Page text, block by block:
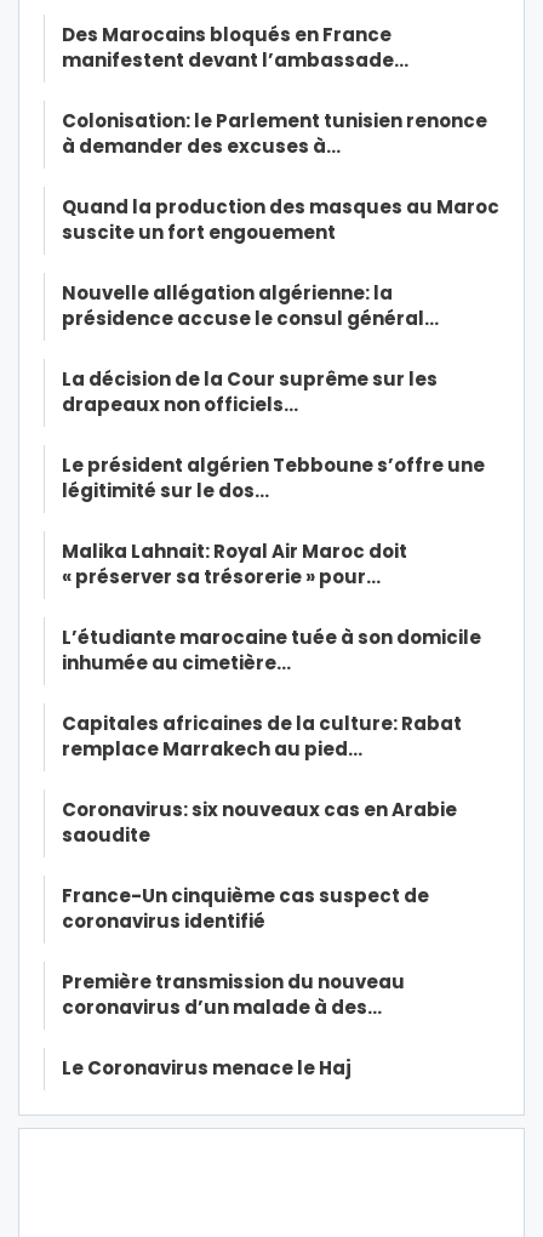
Des Marocains bloqués en France
manifestent devant l’ambassade…
Colonisation: le Parlement tunisien renonce
à demander des excuses à…
Quand la production des masques au Maroc
suscite un fort engouement
Nouvelle allégation algérienne: la
présidence accuse le consul général…
La décision de la Cour suprême sur les
drapeaux non officiels…
Le président algérien Tebboune s’offre une
légitimité sur le dos…
Malika Lahnait: Royal Air Maroc doit
« préserver sa trésorerie » pour…
L’étudiante marocaine tuée à son domicile
inhumée au cimetière…
Capitales africaines de la culture: Rabat
remplace Marrakech au pied…
Coronavirus: six nouveaux cas en Arabie
saoudite
France-Un cinquième cas suspect de
coronavirus identifié
Première transmission du nouveau
coronavirus d’un malade à des…
Le Coronavirus menace le Haj